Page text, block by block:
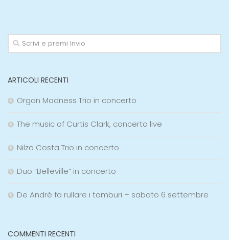
ARTICOLI RECENTI
Organ Madness Trio in concerto
The music of Curtis Clark, concerto live
Nilza Costa Trio in concerto
Duo “Belleville” in concerto
De André fa rullare i tamburi – sabato 6 settembre
COMMENTI RECENTI